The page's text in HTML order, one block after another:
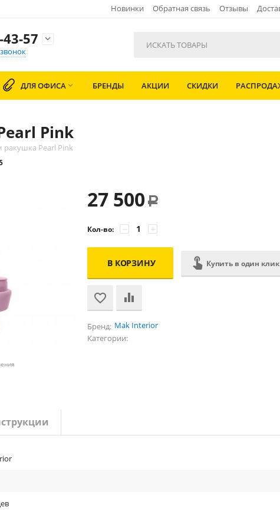
Новинки Обратная связь Отзывы
57

ДЛЯ ОФИСА  БРЕНДЫ АКЦИИ СКИДКИ
Pink
ракушка Pearl Pink
27 500 Р
Кол-во: +
−
В КОРЗИНУ Купить в один клик
Бренд: Mak Interior
Категории: